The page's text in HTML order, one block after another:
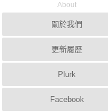
About
關於我們
更新履歷
Plurk
Facebook